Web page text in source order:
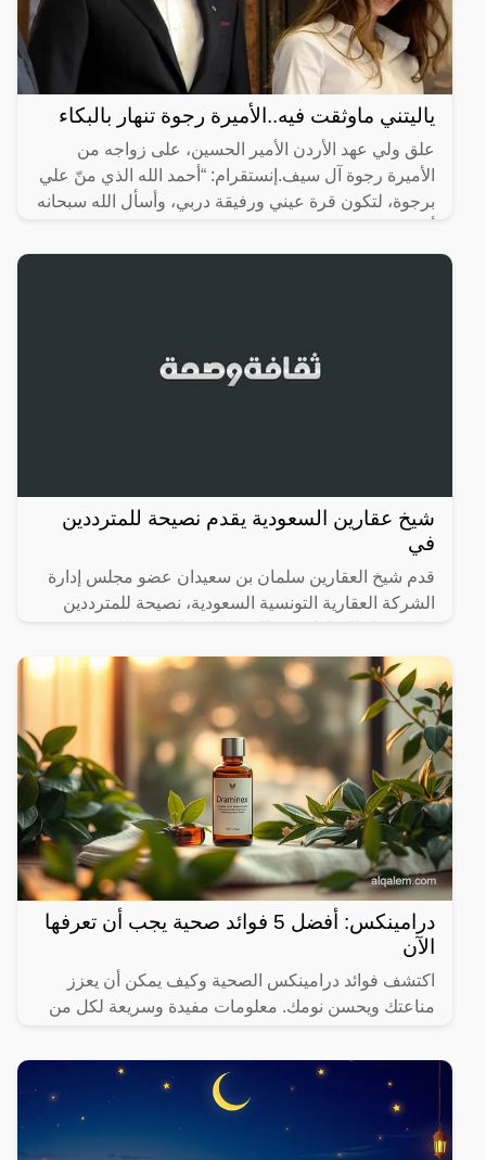
ياليتني ماوثقت فيه..الأميرة رجوة تنهار بالبكاء
علق ولي عهد الأردن الأمير الحسين، على زواجه من
الأميرة رجوة آل سيف.إنستقرام: “أحمد الله الذي منّ علي
برجوة، لتكون قرة عيني ورفيقة دربي، وأسأل الله سبحانه
شيخ عقارين السعودية يقدم نصيحة للمترددين
في
قدم شيخ العقارين سلمان بن سعيدان عضو مجلس إدارة
الشركة العقارية التونسية السعودية، نصيحة للمترددين
اللي مايملك
درامينكس: أفضل 5 فوائد صحية يجب أن تعرفها
الآن
اكتشف فوائد درامينكس الصحية وكيف يمكن أن يعزز
مناعتك ويحسن نومك. معلومات مفيدة وسريعة لكل من